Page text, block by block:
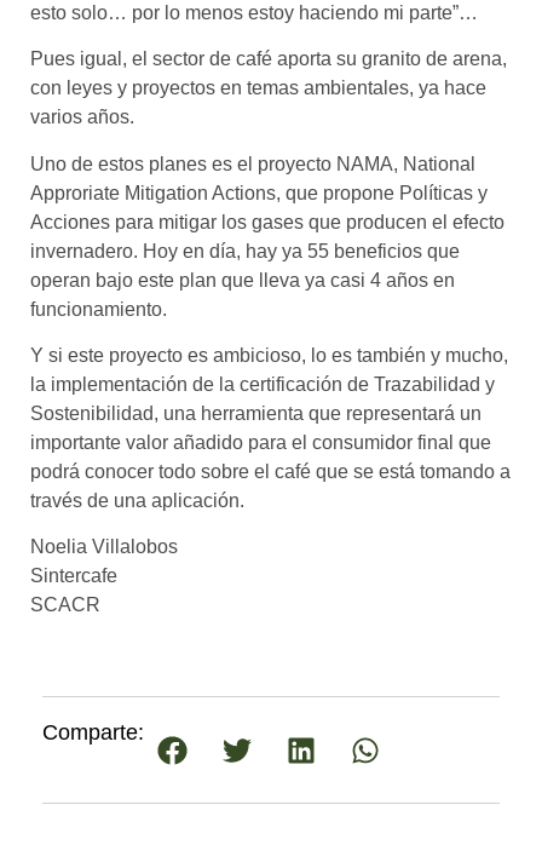
esto solo… por lo menos estoy haciendo mi parte”…
Pues igual, el sector de café aporta su granito de arena,
con leyes y proyectos en temas ambientales, ya hace
varios años.
Uno de estos planes es el proyecto NAMA, National
Approriate Mitigation Actions, que propone Políticas y
Acciones para mitigar los gases que producen el efecto
invernadero. Hoy en día, hay ya 55 beneficios que
operan bajo este plan que lleva ya casi 4 años en
funcionamiento.
Y si este proyecto es ambicioso, lo es también y mucho,
la implementación de la certificación de Trazabilidad y
Sostenibilidad, una herramienta que representará un
importante valor añadido para el consumidor final que
podrá conocer todo sobre el café que se está tomando a
través de una aplicación.
Noelia Villalobos
Sintercafe
SCACR
Comparte: